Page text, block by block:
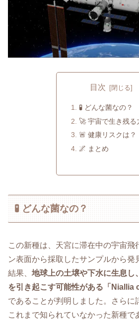
目次
🧪 どんな菌なの？
🚀 宇宙で生き残る
🚨 健康リスクは？
🌌 まとめ
🧪 どんな菌なの？
この新種は、天宮に滞在中の宇宙飛
ン表面から採取したサンプルから発
結果、 地球上の土壌や下水に生息し
を引き起こす可能性がある「Niallia
であることが判明しました。さらに
これまで知られていなかった新種で